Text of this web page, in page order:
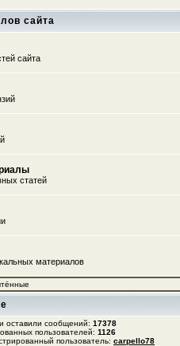
сайта
сайта
статей
материалов
оставили сообщений: 17378
пользователей: 1126
пользователь: carpello78